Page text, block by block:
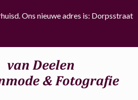
Ons nieuwe adres is: Dorpsstraat